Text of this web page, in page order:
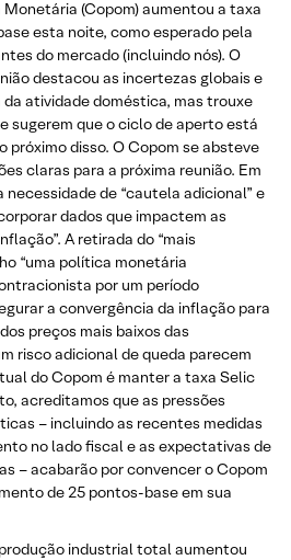
(Copom) aumentou a taxa
esta noite, como esperado pela
do mercado (incluindo nós). O
destacou as incertezas globais e
atividade doméstica, mas trouxe
sugerem que o ciclo de aperto está
próximo disso. O Copom se absteve
claras para a próxima reunião. Em
necessidade de “cautela adicional” e
dados que impactem as
A retirada do “mais
“uma política monetária
por um período
a convergência da inflação para
preços mais baixos das
risco adicional de queda parecem
do Copom é manter a taxa Selic
acreditamos que as pressões
– incluindo as recentes medidas
no lado fiscal e as expectativas de
– acabarão por convencer o Copom
de 25 pontos-base em sua
industrial total aumentou